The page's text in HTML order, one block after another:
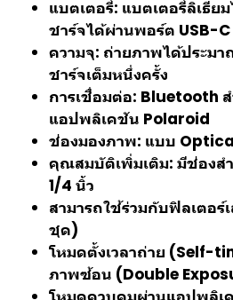
แบตเตอรี่: แบตเตอรี่ลิเธีย
ชาร์จได้ผ่านพอร์ต USB-
ความจุ: ถ่ายภาพได้ประม
ชาร์จเต็มหนึ่งครั้ง
การเชื่อมต่อ: Bluetooth
แอปพลิเคชัน Polaroid
ช่องมองภาพ: แบบ
คุณสมบัติเพิ่มเติม: มีช่องส
1/4 นิ้ว
สามารถใช้ร่วมกับฟิลเตอร์
ชุด)
โหมดตั้งเวลาถ่าย (Self-
ภาพซ้อน (Double